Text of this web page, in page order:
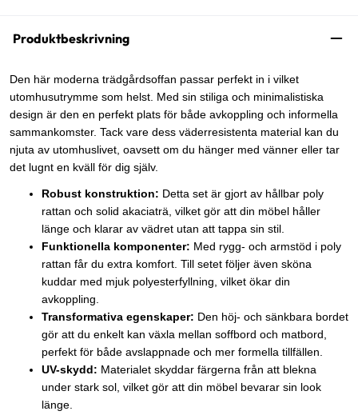
Produktbeskrivning
Den här moderna trädgårdsoffan passar perfekt in i vilket
utomhusutrymme som helst. Med sin stiliga och minimalistiska
design är den en perfekt plats för både avkoppling och informella
sammankomster. Tack vare dess väderresistenta material kan du
njuta av utomhuslivet, oavsett om du hänger med vänner eller tar
det lugnt en kväll för dig själv.
Robust konstruktion: Detta set är gjort av hållbar poly
rattan och solid akaciaträ, vilket gör att din möbel håller
länge och klarar av vädret utan att tappa sin stil.
Funktionella komponenter: Med rygg- och armstöd i poly
rattan får du extra komfort. Till setet följer även sköna
kuddar med mjuk polyesterfyllning, vilket ökar din
avkoppling.
Transformativa egenskaper: Den höj- och sänkbara bordet
gör att du enkelt kan växla mellan soffbord och matbord,
perfekt för både avslappnade och mer formella tillfällen.
UV-skydd: Materialet skyddar färgerna från att blekna
under stark sol, vilket gör att din möbel bevarar sin look
länge.